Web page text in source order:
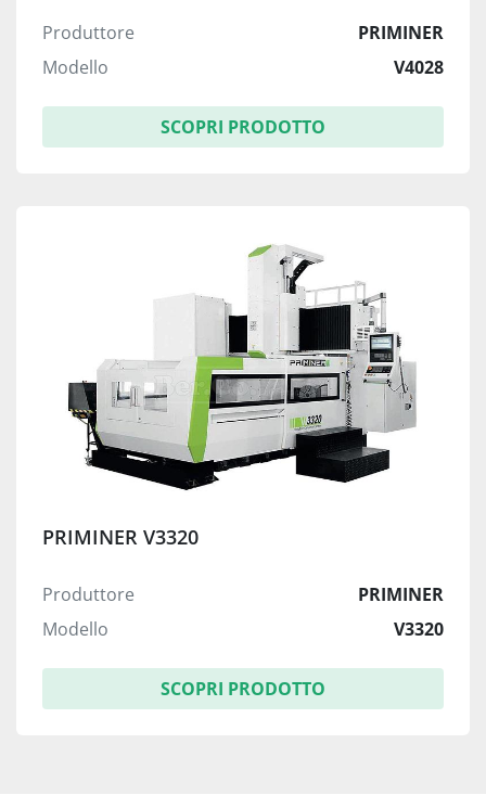
Produttore
PRIMINER
Modello
V4028
SCOPRI PRODOTTO
PRIMINER V3320
Produttore
PRIMINER
Modello
V3320
SCOPRI PRODOTTO